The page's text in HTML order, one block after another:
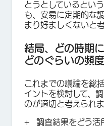
とうとしているとい
も、安易に定期的な
まり好ましくないと考
結局、どの時期に
どのぐらいの頻
これまでの議論を総
イントを検討して、
のが適切と考えられま
調査結果をどう活